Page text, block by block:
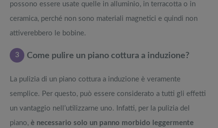
possono essere usate quelle in alluminio, in terracotta o in
ceramica, perché non sono materiali magnetici e quindi non
attiverebbero le bobine.
3 Come pulire un piano cottura a induzione?
La pulizia di un piano cottura a induzione è veramente
semplice. Per questo, può essere considerato a tutti gli effetti
un vantaggio nell’utilizzarne uno. Infatti, per la pulizia del
piano, è necessario solo un panno morbido leggermente